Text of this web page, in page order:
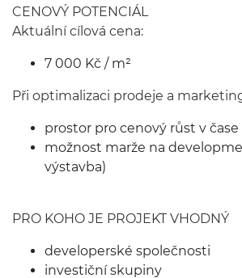
CENOVÝ POTENCIÁL
Aktuální cílová cena:
7 000 Kč / m²
Při optimalizaci prodeje a
prostor pro cenový růst v čase
možnost marže na
výstavba)
PRO KOHO JE PROJEKT VHODNÝ
developerské společnosti
investiční skupiny